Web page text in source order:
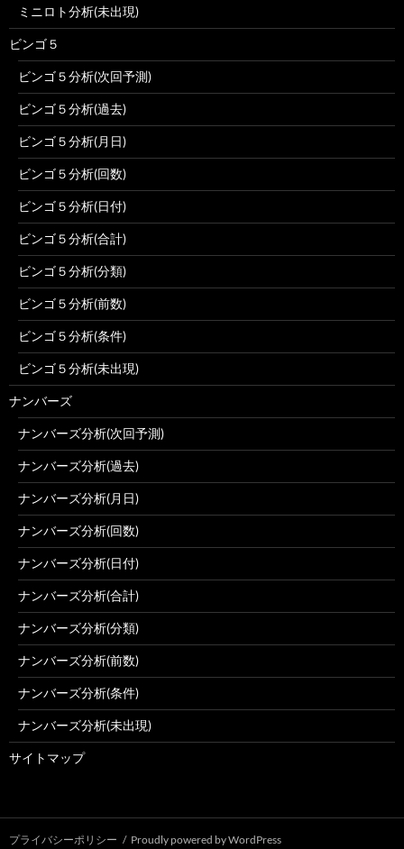
ミニロト分析(未出現)
ビンゴ５
ビンゴ５分析(次回予測)
ビンゴ５分析(過去)
ビンゴ５分析(月日)
ビンゴ５分析(回数)
ビンゴ５分析(日付)
ビンゴ５分析(合計)
ビンゴ５分析(分類)
ビンゴ５分析(前数)
ビンゴ５分析(条件)
ビンゴ５分析(未出現)
ナンバーズ
ナンバーズ分析(次回予測)
ナンバーズ分析(過去)
ナンバーズ分析(月日)
ナンバーズ分析(回数)
ナンバーズ分析(日付)
ナンバーズ分析(合計)
ナンバーズ分析(分類)
ナンバーズ分析(前数)
ナンバーズ分析(条件)
ナンバーズ分析(未出現)
サイトマップ
プライバシーポリシー Proudly powered by WordPress